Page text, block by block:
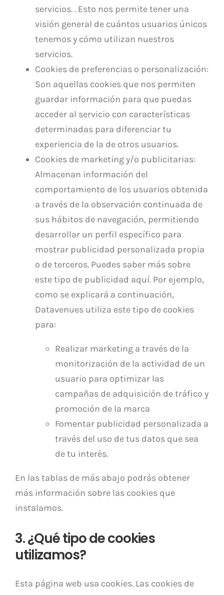
servicios. . Esto nos permite tener una
visión general de cuántos usuarios únicos
tenemos y cómo utilizan nuestros
servicios.
Cookies de preferencias o personalización:
Son aquellas cookies que nos permiten
guardar información para que puedas
acceder al servicio con características
determinadas para diferenciar tu
experiencia de la de otros usuarios.
Cookies de marketing y/o publicitarias:
Almacenan información del
comportamiento de los usuarios obtenida
a través de la observación continuada de
sus hábitos de navegación, permitiendo
desarrollar un perfil específico para
mostrar publicidad personalizada propia
o de terceros. Puedes saber más sobre
este tipo de publicidad aquí. Por ejemplo,
como se explicará a continuación,
Datavenues utiliza este tipo de cookies
para:
Realizar marketing a través de la
monitorización de la actividad de un
usuario para optimizar las
campañas de adquisición de tráfico y
promoción de la marca
Fomentar publicidad personalizada a
través del uso de tus datos que sea
de tu interés.
En las tablas de más abajo podrás obtener
más información sobre las cookies que
instalamos.
3. ¿Qué tipo de cookies
utilizamos?
Esta página web usa cookies. Las cookies de